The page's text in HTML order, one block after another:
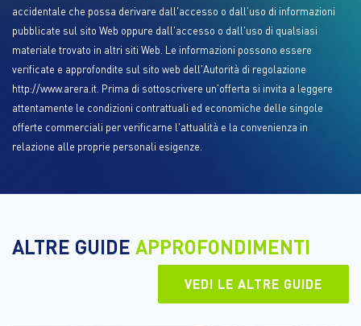
accidentale che possa derivare dall'accesso o dall'uso di informazioni
pubblicate sul sito Web oppure dall'accesso o dall'uso di qualsiasi
materiale trovato in altri siti Web. Le informazioni possono essere
verificate e approfondite sul sito web dell'Autorità di regolazione
http://www.arera.it. Prima di sottoscrivere un'offerta si invita a leggere
attentamente le condizioni contrattuali ed economiche delle singole
offerte commerciali per verificarne l'attualità e la convenienza in
relazione alle proprie personali esigenze.
ALTRE GUIDE APPROFONDIMENTI
VEDI LE ALTRE GUIDE